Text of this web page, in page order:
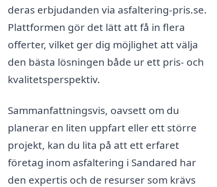
deras erbjudanden via asfaltering-pris.se.
Plattformen gör det lätt att få in flera
offerter, vilket ger dig möjlighet att välja
den bästa lösningen både ur ett pris- och
kvalitetsperspektiv.
Sammanfattningsvis, oavsett om du
planerar en liten uppfart eller ett större
projekt, kan du lita på att ett erfaret
företag inom asfaltering i Sandared har
den expertis och de resurser som krävs